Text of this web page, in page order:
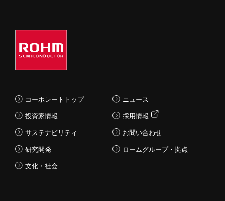
コーポレートトップ
投資家情報
サステナビリティ
研究開発
文化・社会
ニュース
採用情報
お問い合わせ
ロームグループ・拠点